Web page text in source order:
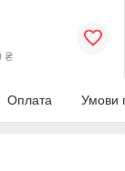
₴
Оплата Умови